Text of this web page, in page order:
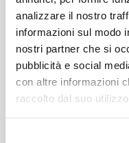
analizzare il nostro
informazioni sul modo
nostri partner che si
pubblicità e social
con altre informazioni
raccolto dal suo
CARLA BLEY, ANDY
SHEPPARD, STEVE
SWALLOW
Life Goes On: Life
Goes On
INSTANT GRAT